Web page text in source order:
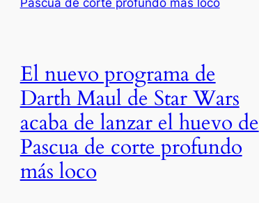
El nuevo programa de
Darth Maul de Star Wars
acaba de lanzar el huevo de
Pascua de corte profundo
más loco